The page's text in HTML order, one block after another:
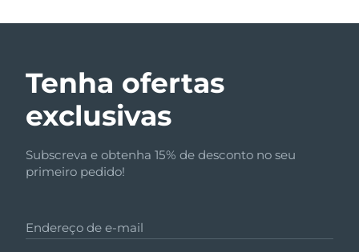
Tenha ofertas
exclusivas
Subscreva e obtenha 15% de desconto no seu
primeiro pedido!
Endereço de e-mail